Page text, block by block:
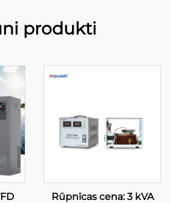
produkti
Rūpnīcas cena: 3 kVA